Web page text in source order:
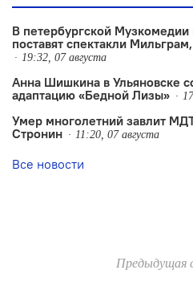
В петербургской
поставят спектакли
19:32, 07 августа
Анна Шишкина в Ульяновске
адаптацию «Бедной Лизы»
Умер многолетний завлит
Стронин
11:20, 07 августа
Все новости
Предыдущая